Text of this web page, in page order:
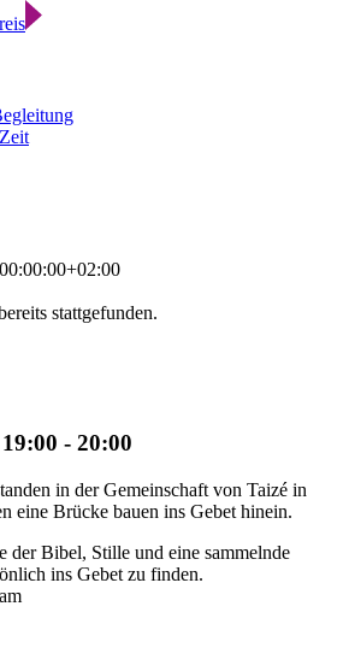
stattgefunden.
- 20:00
in der Gemeinschaft von Taizé in
eine Brücke bauen ins Gebet hinein.
der Bibel, Stille und eine sammelnde
ins Gebet zu finden.